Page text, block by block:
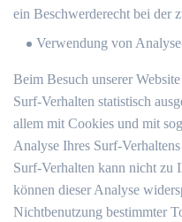
ein Beschwerderecht bei der
Verwendung von
Beim Besuch unserer
Surf-Verhalten statistisch
allem mit Cookies und mit
Analyse Ihres Surf-
Surf-Verhalten kann nicht zu
können dieser Analyse
Nichtbenutzung bestimmter